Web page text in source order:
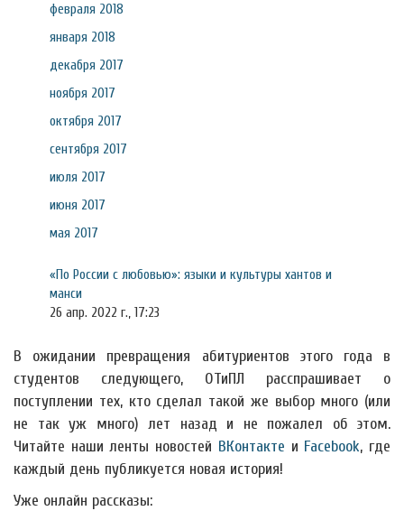
февраля 2018
января 2018
декабря 2017
ноября 2017
октября 2017
сентября 2017
июля 2017
июня 2017
мая 2017
«По России с любовью»: языки и культуры хантов и
манси
26 апр. 2022 г., 17:23
В ожидании превращения абитуриентов этого года в
студентов следующего, ОТиПЛ расспрашивает о
поступлении тех, кто сделал такой же выбор много (или
не так уж много) лет назад и не пожалел об этом.
Читайте наши ленты новостей ВКонтакте и Facebook, где
каждый день публикуется новая история!
Уже онлайн рассказы: